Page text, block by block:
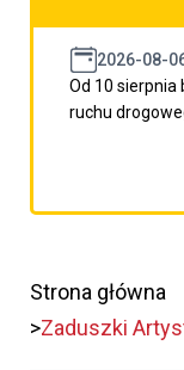
2026-08-
Od 10 sierpnia
ruchu
porzpedniego
Strona główna
Zaduszki